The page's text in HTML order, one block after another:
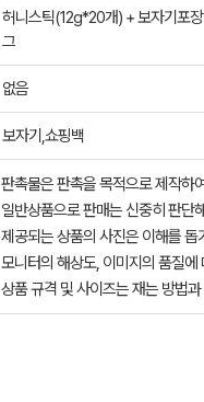
허니스틱(12g*20개) + 보자기포
그
없음
보자기,쇼핑백
판촉물은 판촉을 목적으로 제작하
일반상품으로 판매는 신중히 판단
제공되는 상품의 사진은 이해를
모니터의 해상도, 이미지의 품질
상품 규격 및 사이즈는 재는 방법